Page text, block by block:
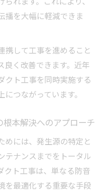
播を大幅に軽減できま
携して工事を進めること
良く改善できます。近年
クト工事を同時実施する
つながっています。
本解決へのアプローチ
めには、発生源の特定と
テナンスまでをトータル
クト工事は、単なる防音
を最適化する重要な手段